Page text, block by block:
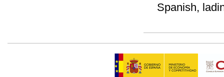
Spanish,